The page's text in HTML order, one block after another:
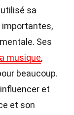
sa
mentale. Ses
la musique,
beaucoup.
et
et son